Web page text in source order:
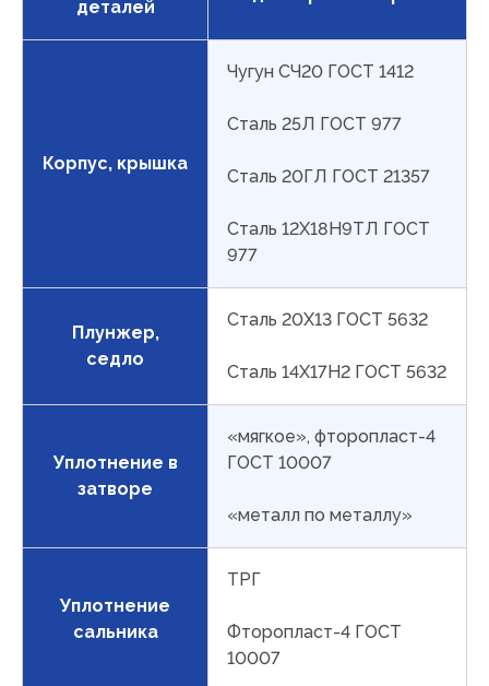
деталей
Корпус, крышка
Чугун СЧ20 ГОСТ 1412
Сталь 25Л ГОСТ 977
Сталь 20ГЛ ГОСТ 21357
Сталь 12Х18Н9ТЛ ГОСТ
977
Плунжер,
седло
Сталь 20Х13 ГОСТ 5632
Сталь 14Х17Н2 ГОСТ 5632
Уплотнение в
затворе
«мягкое», фторопласт-4
ГОСТ 10007
«металл по металлу»
Уплотнение
сальника
ТРГ
Фторопласт-4 ГОСТ
10007